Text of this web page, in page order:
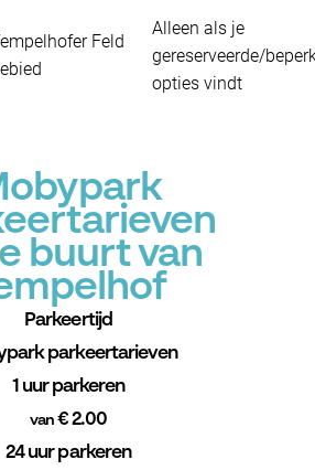
Feld
Alleen als je
gereserveerde/
opties vindt
buurt van
Parkeertijd
parkeertarieven
1 uur parkeren
van€ 2.00
24 uur parkeren